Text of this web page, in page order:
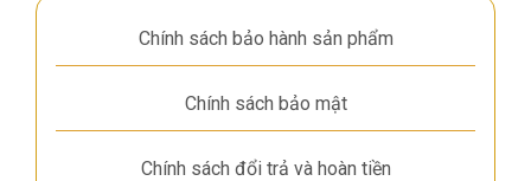
Chính sách bảo hành sản phẩm
Chính sách bảo mật
Chính sách đổi trả và hoàn tiền